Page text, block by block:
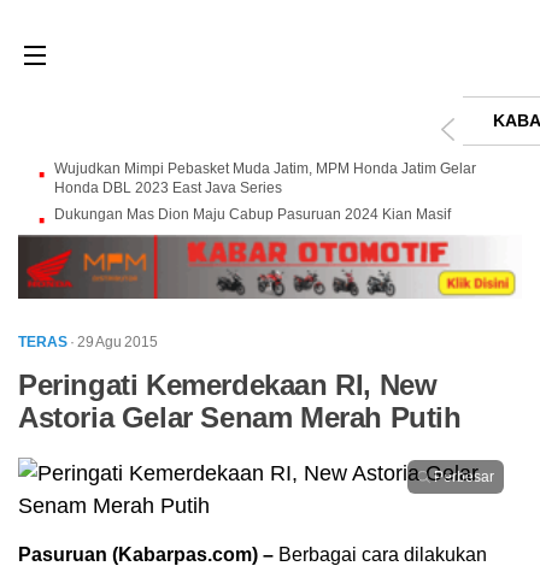
Wujudkan Mimpi Pebasket Muda Jatim, MPM Honda Jatim Gelar
Honda DBL 2023 East Java Series
Dukungan Mas Dion Maju Cabup Pasuruan 2024 Kian Masif
TERAS · 29 Agu 2015
Peringati Kemerdekaan RI, New
Astoria Gelar Senam Merah Putih
Perbesar
Pasuruan (Kabarpas.com) – Berbagai cara dilakukan